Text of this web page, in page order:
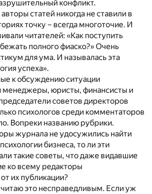
конфликт.
статей никогда не ставили в
точку – всегда многоточие. И
читателей: «Как поступить
полного фиаско?» Очень
для ума. И называлась эта
успеха».
к обсуждению ситуации
менеджеры, юристы, финансисты и
советов директоров
психологов среди комментаторов
Вопреки названию рубрики.
журнала не удосужились найти
бизнеса, то ли эти
такие советы, что даже видавшие
ко всему редакторы
их публикации?
это несправедливым. Если уж